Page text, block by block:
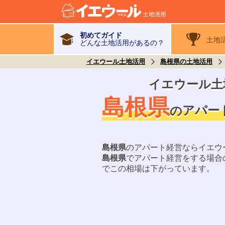
初めてガイド
どんな土地活用があるの？
土地
イエウール土地活用 島根県の土地活用
イエウール
島根県のアパー
島根県のアパート経営ならイエ
島根県でアパート経営をする場
でこの相場は下がっています。